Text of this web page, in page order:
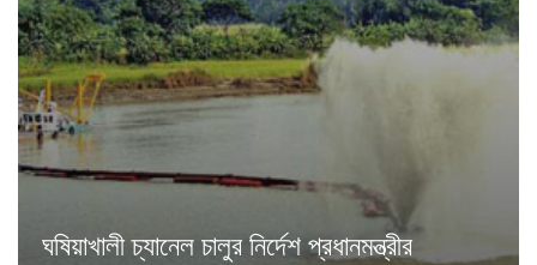
ঘষিয়াখালী চ্যানেল চালুর নির্দেশ প্রধানমন্ত্রীর